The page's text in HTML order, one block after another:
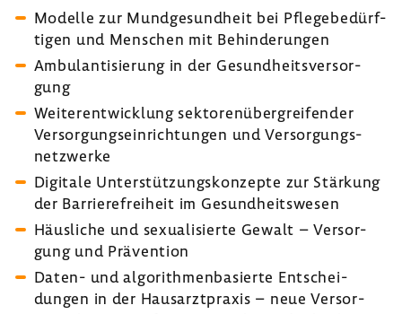
Modelle zur Mund­ge­sund­heit bei Pfle­ge­be­dürf­
tigen und Menschen mit Behin­de­rungen
Ambu­lan­ti­sie­rung in der Gesund­heits­ver­sor­
gung
Weiter­ent­wick­lung sekto­ren­über­grei­fender
Versor­gungs­ein­rich­tungen und Versor­gungs­
netz­werke
Digi­tale Unter­stüt­zungs­kon­zepte zur Stär­kung
der Barrie­re­frei­heit im Gesund­heits­wesen
Häus­liche und sexua­li­sierte Gewalt – Versor­
gung und Präven­tion
Daten- und algo­rith­men­ba­sierte Entschei­
dungen in der Haus­arzt­praxis – neue Versor­